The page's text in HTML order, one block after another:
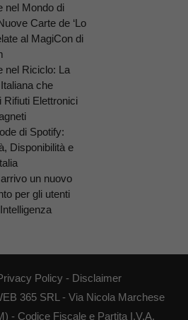
nel Mondo di
Carte de ‘Lo
al MagiCon di
nel Riciclo: La
che
Rifiuti Elettronici
di Spotify:
Disponibilità e
un nuovo
per gli utenti
Policy - Disclaimer
365 SRL - Via Nicola Marchese
- Codice Fiscale e Partita I.V.A.